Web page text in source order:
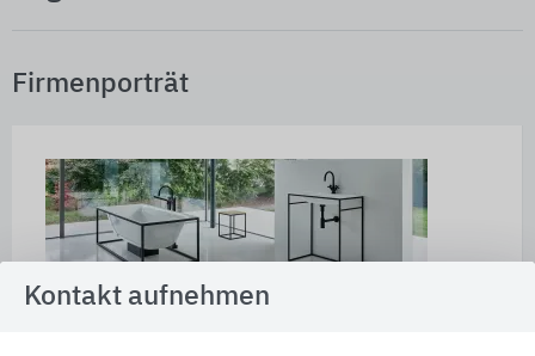
Firmenporträt
Kontakt aufnehmen